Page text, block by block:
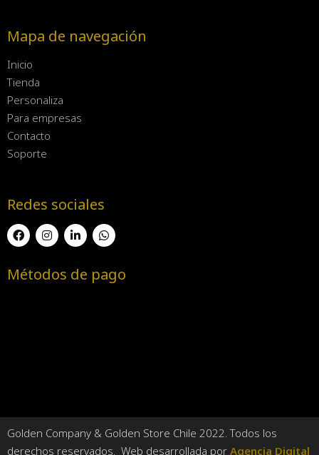
Mapa de navegación
Inicio
Tienda
Personaliza
Para empresas
Contacto
Soporte
Redes sociales
Métodos de pago
Golden Company & Golden Store Chile 2022. Todos los
derechos reservados. Web desarrollada por Agencia Digital